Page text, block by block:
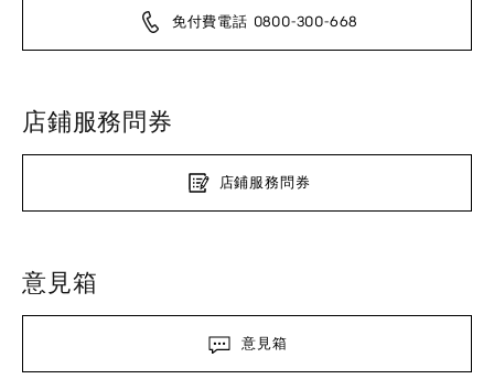
免付費電話 0800-300-668
店鋪服務問券
店鋪服務問券
意見箱
意見箱